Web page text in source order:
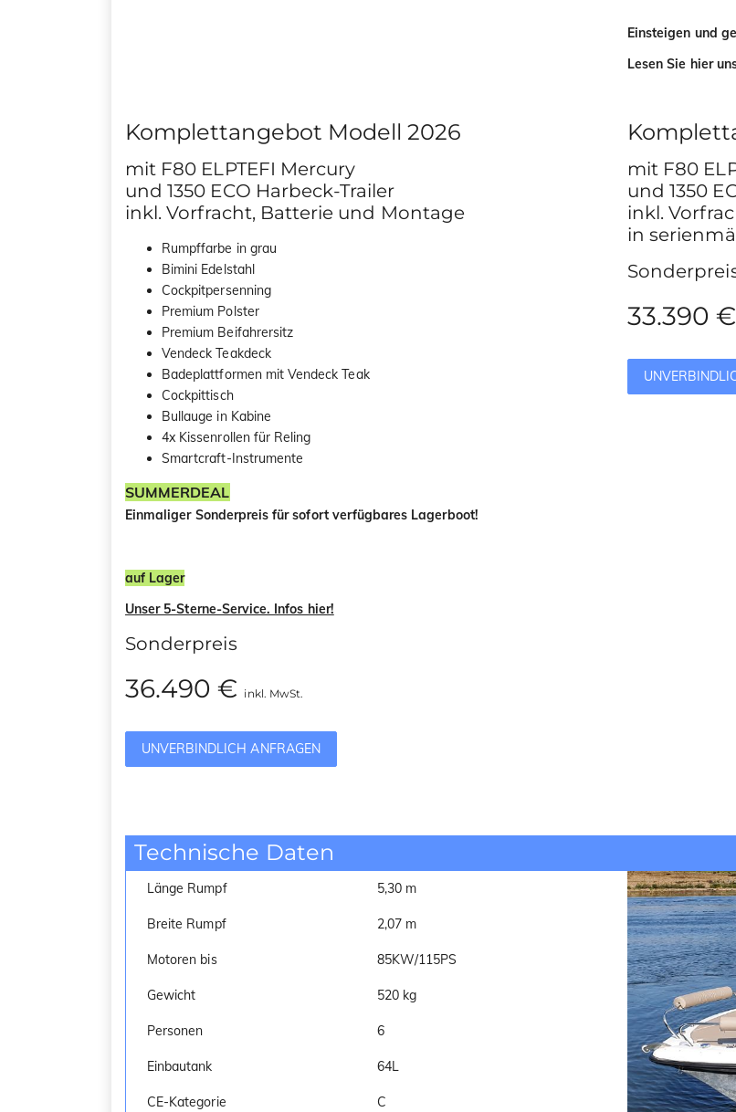
Einsteigen und
Lesen Sie hier
Komplettangebot Modell 2026
mit F80 ELPTEFI Mercury
und 1350 ECO Harbeck-Trailer
inkl. Vorfracht, Batterie und Montage
Rumpffarbe in grau
Bimini Edelstahl
Cockpitpersenning
Premium Polster
Premium Beifahrersitz
Vendeck Teakdeck
Badeplattformen mit Vendeck Teak
Cockpittisch
Bullauge in Kabine
4x Kissenrollen für Reling
Smartcraft-Instrumente
SUMMERDEAL
Einmaliger Sonderpreis für sofort verfügbares Lagerboot!
auf Lager
Unser 5-Sterne-Service. Infos hier!
Sonderpreis
36.490 € inkl. MwSt.
UNVERBINDLICH ANFRAGEN
mit F80
und 1350
inkl.
in
33.390 €
Technische Daten
Länge Rumpf 5,30 m
Breite Rumpf 2,07 m
Motoren bis 85KW/115PS
Gewicht 520 kg
Personen 6
Einbautank 64L
CE-Kategorie C